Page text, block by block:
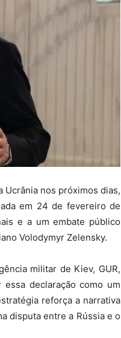
Ucrânia nos próximos dias,
em 24 de fevereiro de
e a um embate público
Volodymyr Zelensky.
militar de Kiev, GUR,
declaração como um
reforça a narrativa
disputa entre a Rússia e o